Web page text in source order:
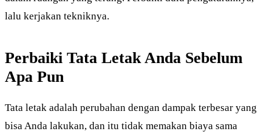
lalu kerjakan tekniknya.
Perbaiki Tata Letak Anda Sebelum
Apa Pun
Tata letak adalah perubahan dengan dampak terbesar yang
bisa Anda lakukan, dan itu tidak memakan biaya sama